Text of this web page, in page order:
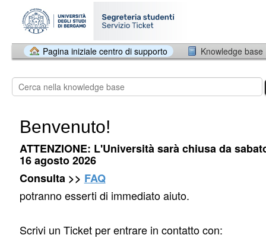
Pagina iniziale centro di supporto Knowledge base
Benvenuto!
ATTENZIONE: L'Università sarà chiusa da
16 agosto 2026
Consulta >> FAQ
potranno esserti di immediato aiuto.
Scrivi un Ticket per entrare in contatto con: